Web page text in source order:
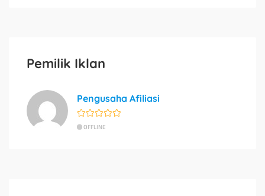
Pemilik Iklan
Pengusaha Afiliasi
OFFLINE